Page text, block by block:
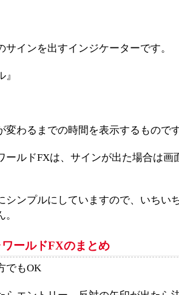
サインを出すインジケーターです。
』
変わるまでの時間を表示するもので
ールドFXは、サインが出た場合は
シンプルにしていますので、いちい
ワールドFXのまとめ
でもOK